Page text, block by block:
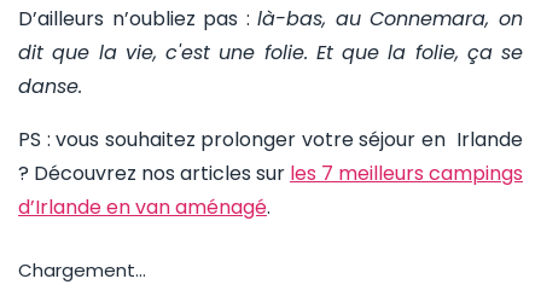
D’ailleurs n’oubliez pas :là-bas, au Connemara, on
dit que la vie, c'est une folie. Et que la folie, ça se
danse.
PS : vous souhaitez prolonger votre séjour en Irlande
? Découvrez nos articles sur les 7 meilleurs campings
d’Irlande en van aménagé.
Chargement...